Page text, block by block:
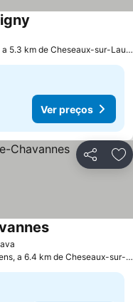
Bussigny-près-Lausanne, a 5.3 km de Cheseaux-sur-Lausanne
Ver preços
Partilhar
Chavannes-près-Renens, a 6.4 km de Cheseaux-sur-Lausanne